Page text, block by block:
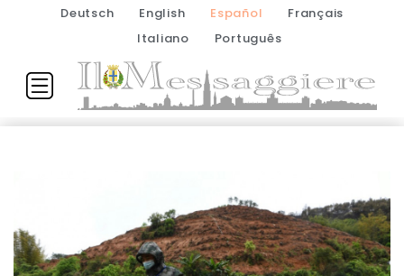
Deutsch English Español
Français
Italiano
Português